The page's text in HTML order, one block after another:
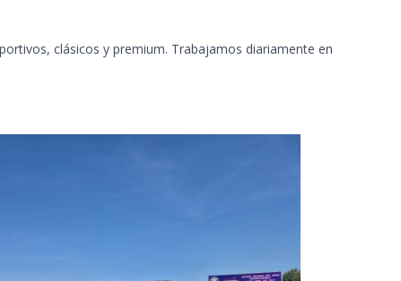
clásicos y premium. Trabajamos diariamente en